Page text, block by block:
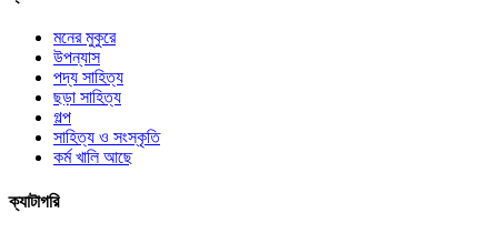
মনের মুকুরে
উপন্যাস
পদ্য সাহিত্য
ছড়া সাহিত্য
গল্প
সাহিত্য ও সংস্কৃতি
কর্ম খালি আছে
ক্যাটাগরি